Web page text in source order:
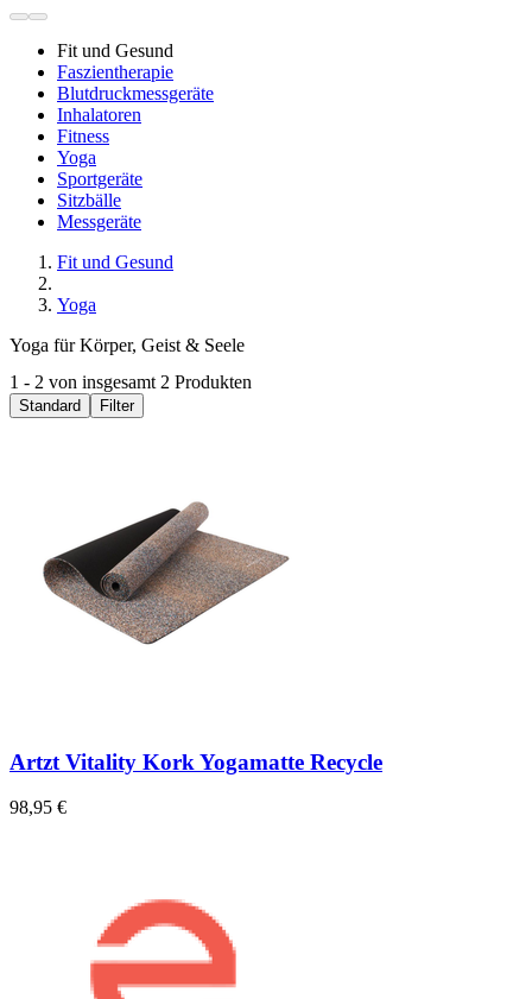
Fit und Gesund
Faszientherapie
Blutdruckmessgeräte
Inhalatoren
Fitness
Yoga
Sportgeräte
Sitzbälle
Messgeräte
Fit und Gesund
Yoga
Yoga für Körper, Geist & Seele
1 - 2 von insgesamt 2 Produkten
Standard Filter
Artzt Vitality Kork Yogamatte Recycle
98,95 €